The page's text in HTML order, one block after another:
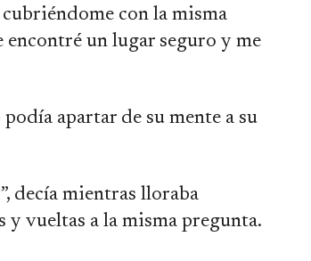
con la misma
encontré un lugar seguro y me
apartar de su mente a su
decía mientras lloraba
y vueltas a la misma pregunta.